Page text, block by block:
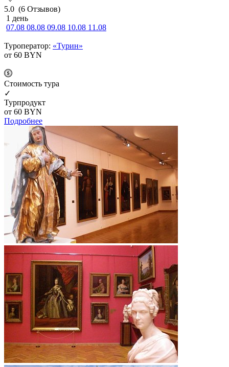
5.0 (6 Отзывов)
1 день
07.08 08.08 09.08 10.08 11.08
Туроператор: «Турин»
от 60 BYN
Cтоимость тура
✓
Турпродукт
от 60 BYN
Подробнее